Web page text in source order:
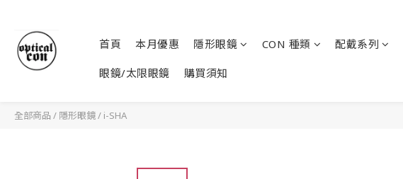
首頁 本月優惠 隱形眼鏡 CON 種類 配戴系列
眼鏡/太限眼鏡 購買須知
全部商品 / 隱形眼鏡/ i-SHA